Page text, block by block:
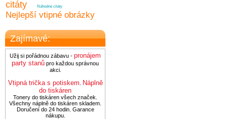
citáty
Náhodné citáty
Nejlepší vtipné obrázky
Zajímavé:
Užij si pořádnou zábavu - pronájem
party stanů pro každou správnou
akci.
Vtipná trička s potiskem Náplně
do tiskáren
Tonery do tiskáren všech značek.
Všechny náplně do tiskáren skladem.
Doručení do 24 hodin. Garance
nákupu.